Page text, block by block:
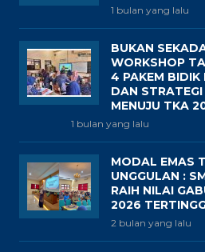
1 bulan yang lalu
BUKAN
WORKSHOP
4 PAKEM BIDIK
DAN
MENUJU TKA
1 bulan yang lalu
MODAL EMAS
UNGGULAN :
RAIH NILAI
2026
2 bulan yang lalu